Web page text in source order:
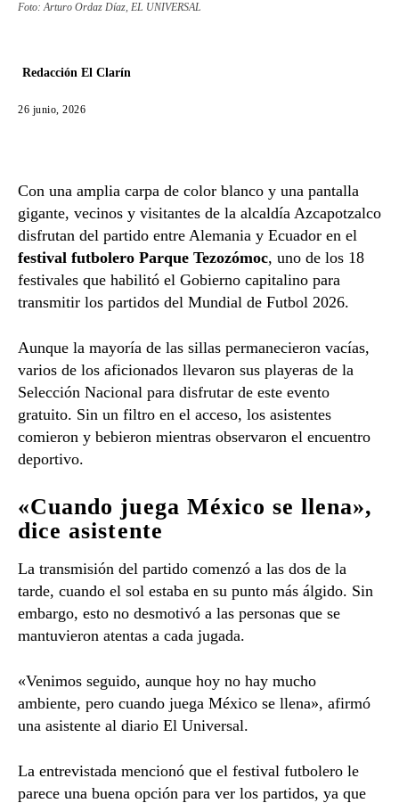
Foto: Arturo Ordaz Díaz, EL UNIVERSAL
Redacción El Clarín
26 junio, 2026
Con una amplia carpa de color blanco y una pantalla
gigante, vecinos y visitantes de la alcaldía Azcapotzalco
disfrutan del partido entre Alemania y Ecuador en el
festival futbolero Parque Tezozómoc, uno de los 18
festivales que habilitó el Gobierno capitalino para
transmitir los partidos del Mundial de Futbol 2026.
Aunque la mayoría de las sillas permanecieron vacías,
varios de los aficionados llevaron sus playeras de la
Selección Nacional para disfrutar de este evento
gratuito. Sin un filtro en el acceso, los asistentes
comieron y bebieron mientras observaron el encuentro
deportivo.
«Cuando juega México se llena»,
dice asistente
La transmisión del partido comenzó a las dos de la
tarde, cuando el sol estaba en su punto más álgido. Sin
embargo, esto no desmotivó a las personas que se
mantuvieron atentas a cada jugada.
«Venimos seguido, aunque hoy no hay mucho
ambiente, pero cuando juega México se llena», afirmó
una asistente al diario El Universal.
La entrevistada mencionó que el festival futbolero le
parece una buena opción para ver los partidos, ya que